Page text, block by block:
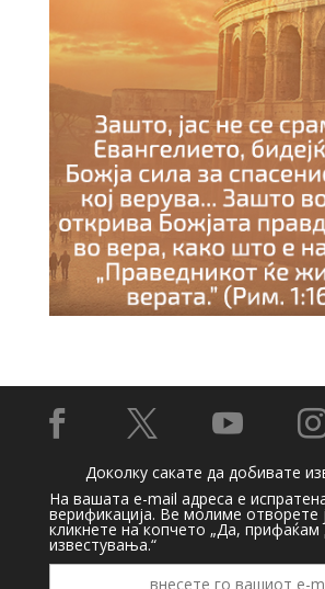
  
Доколку сакате да добивате
На вашата e-mail адреса е
верификација. Ве молиме отворете
кликнете на копчето „Да,
известувања.“